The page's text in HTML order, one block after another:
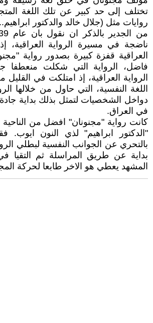
تختلف إلى حد كبير عن تلك اللغة
روايات مثل (جلال خالد والدكتور
ناضجة في مسيرة الرواية العراقية،
العراقية قفزة كبيرة بصدور رواية
فاضل، الرواية التي شكلت منعطفا
الرواية العراقية، إذ امتلكت في القليل
اللغة النفسية، التي حاول من خلالها
دواخل الشخصيات لتمثل بذلك بداية
في العراق.
كانت رواية "مجنونان" افضل من الناحية
"الدكتور ابراهيم" لذي النون ايوب.
بالتحري عن الجوانب النفسية لبطلي
بداية عن طريق المراسلة ثم التقيا
المشهد يعطي هو الاخر طابعا لحركة